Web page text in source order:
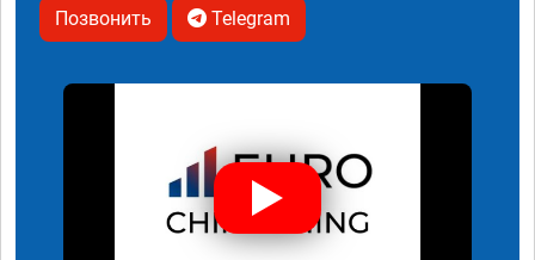
Позвонить Telegram